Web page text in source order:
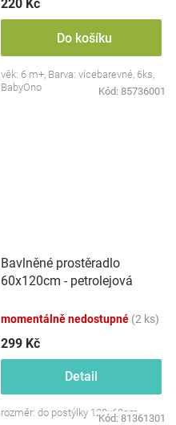
220 Kč
Do košíku
věk: 6 m+, Barva: vícebarevné, 6ks,
BabyOno
Kód: 85736001
Bavlněné prostěradlo
60x120cm - petrolejová
momentálně nedostupné (2 ks)
299 Kč
Detail
rozměr: do postýlky 120x60cm
Kód: 81361301